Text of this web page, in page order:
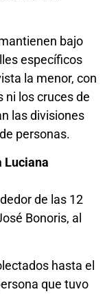
bajo
específicos
la menor, con
ni los cruces de
las divisiones
personas.
Luciana
de las 12
Bonoris, al
hasta el
que tuvo